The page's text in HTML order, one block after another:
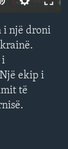
i një droni
i
ekip i
të